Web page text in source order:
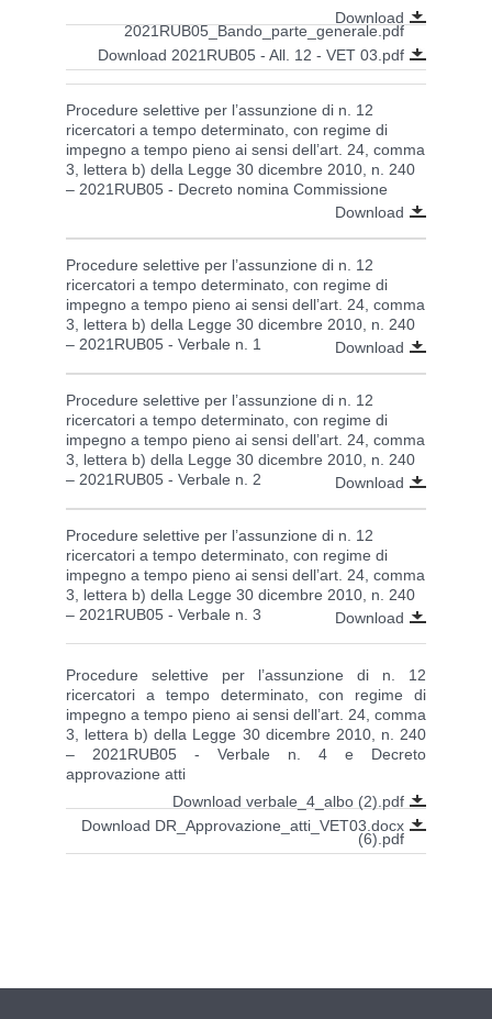
Download
2021RUB05_Bando_parte_generale.pdf
Download 2021RUB05 - All. 12 - VET 03.pdf
Procedure selettive per l’assunzione di n. 12
ricercatori a tempo determinato, con regime di
impegno a tempo pieno ai sensi dell’art. 24, comma
3, lettera b) della Legge 30 dicembre 2010, n. 240
– 2021RUB05 - Decreto nomina Commissione
Download
Procedure selettive per l’assunzione di n. 12
ricercatori a tempo determinato, con regime di
impegno a tempo pieno ai sensi dell’art. 24, comma
3, lettera b) della Legge 30 dicembre 2010, n. 240
– 2021RUB05 - Verbale n. 1
Download
Procedure selettive per l’assunzione di n. 12
ricercatori a tempo determinato, con regime di
impegno a tempo pieno ai sensi dell’art. 24, comma
3, lettera b) della Legge 30 dicembre 2010, n. 240
– 2021RUB05 - Verbale n. 2
Download
Procedure selettive per l’assunzione di n. 12
ricercatori a tempo determinato, con regime di
impegno a tempo pieno ai sensi dell’art. 24, comma
3, lettera b) della Legge 30 dicembre 2010, n. 240
– 2021RUB05 - Verbale n. 3
Download
Procedure selettive per l’assunzione di n. 12
ricercatori a tempo determinato, con regime di
impegno a tempo pieno ai sensi dell’art. 24, comma
3, lettera b) della Legge 30 dicembre 2010, n. 240
– 2021RUB05 - Verbale n. 4 e Decreto
approvazione atti
Download verbale_4_albo (2).pdf
Download DR_Approvazione_atti_VET03.docx
(6).pdf